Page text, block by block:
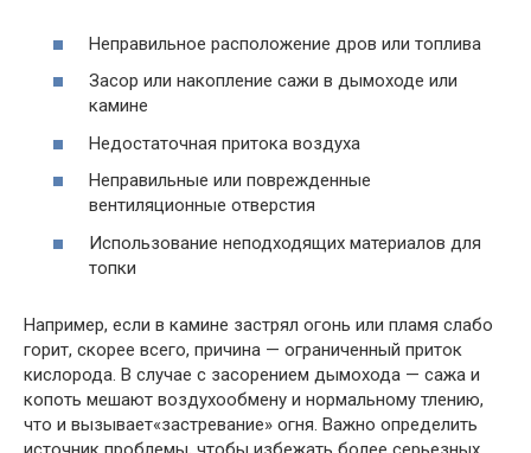
Неправильное расположение дров или топлива
Засор или накопление сажи в дымоходе или
камине
Недостаточная притока воздуха
Неправильные или поврежденные
вентиляционные отверстия
Использование неподходящих материалов для
топки
Например, если в камине застрял огонь или пламя слабо
горит, скорее всего, причина — ограниченный приток
кислорода. В случае с засорением дымохода — сажа и
копоть мешают воздухообмену и нормальному тлению,
что и вызывает«застревание» огня. Важно определить